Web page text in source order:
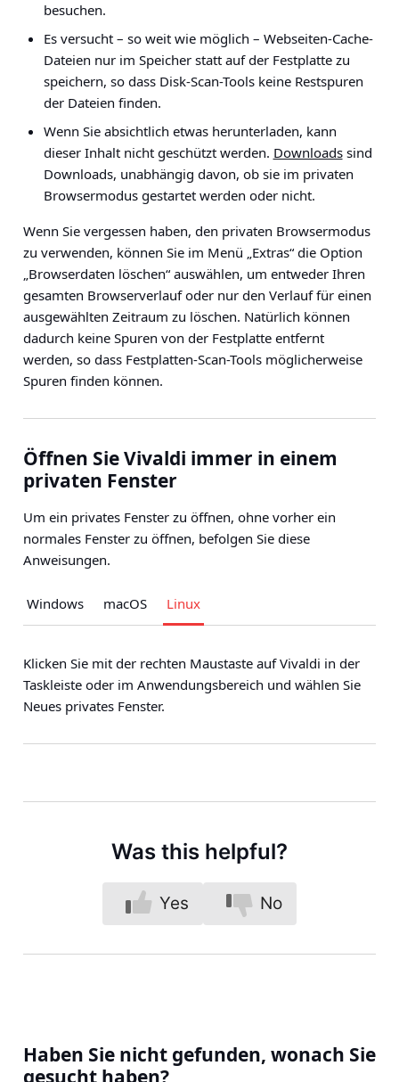
besuchen.
Es versucht – so weit wie möglich – Webseiten-Cache-
Dateien nur im Speicher statt auf der Festplatte zu
speichern, so dass Disk-Scan-Tools keine Restspuren
der Dateien finden.
Wenn Sie absichtlich etwas herunterladen, kann
dieser Inhalt nicht geschützt werden. Downloadssind
Downloads, unabhängig davon, ob sie im privaten
Browsermodus gestartet werden oder nicht.
Wenn Sie vergessen haben, den privaten Browsermodus
zu verwenden, können Sie im Menü „Extras“ die Option
„Browserdaten löschen“ auswählen, um entweder Ihren
gesamten Browserverlauf oder nur den Verlauf für einen
ausgewählten Zeitraum zu löschen. Natürlich können
dadurch keine Spuren von der Festplatte entfernt
werden, so dass Festplatten-Scan-Tools möglicherweise
Spuren finden können.
Öffnen Sie Vivaldi immer in einem
privaten Fenster
Um ein privates Fenster zu öffnen, ohne vorher ein
normales Fenster zu öffnen, befolgen Sie diese
Anweisungen.
Windows macOS Linux
Klicken Sie mit der rechten Maustaste auf Vivaldi in der
Taskleiste oder im Anwendungsbereich und wählen Sie
Neues privates Fenster.
Was this helpful?
Yes No
Haben Sie nicht gefunden, wonach Sie
gesucht haben?